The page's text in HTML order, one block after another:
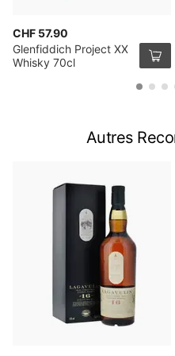
CHF 57.90
Glenfiddich Project XX
Whisky 70cl
Autres